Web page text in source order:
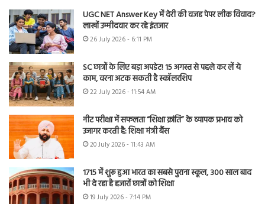
UGC NET Answer Key में देरी की वजह पेपर लीक विवाद?
लाखों उम्मीदवार कर रहे इंतजार
26 July 2026 - 6:11 PM
SC छात्रों के लिए बड़ा अपडेट! 15 अगस्त से पहले कर लें ये
काम, वरना अटक सकती है स्कॉलरशिप
22 July 2026 - 11:54 AM
नीट परीक्षा में सफलता “शिक्षा क्रांति” के व्यापक प्रभाव को
उजागर करती है: शिक्षा मंत्री बैंस
20 July 2026 - 11:43 AM
1715 में शुरू हुआ भारत का सबसे पुराना स्कूल, 300 साल बाद
भी दे रहा है हजारों छात्रों को शिक्षा
19 July 2026 - 7:14 PM